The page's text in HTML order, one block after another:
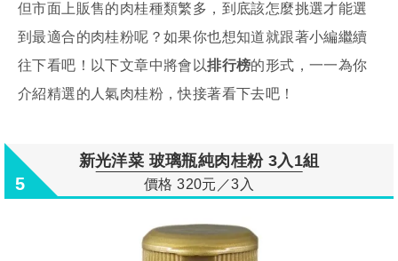
但市面上販售的肉桂種類繁多，到底該怎麼挑選才能選
到最適合的肉桂粉呢？如果你也想知道就跟著小編繼續
往下看吧！以下文章中將會以排行榜的形式，一一為你
介紹精選的人氣肉桂粉，快接著看下去吧！
5
新光洋菜 玻璃瓶純肉桂粉 3入1組
價格 320元／3入